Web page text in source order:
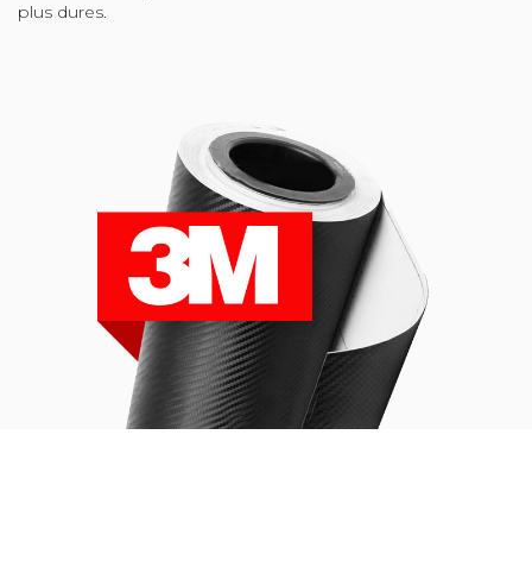
plus dures.